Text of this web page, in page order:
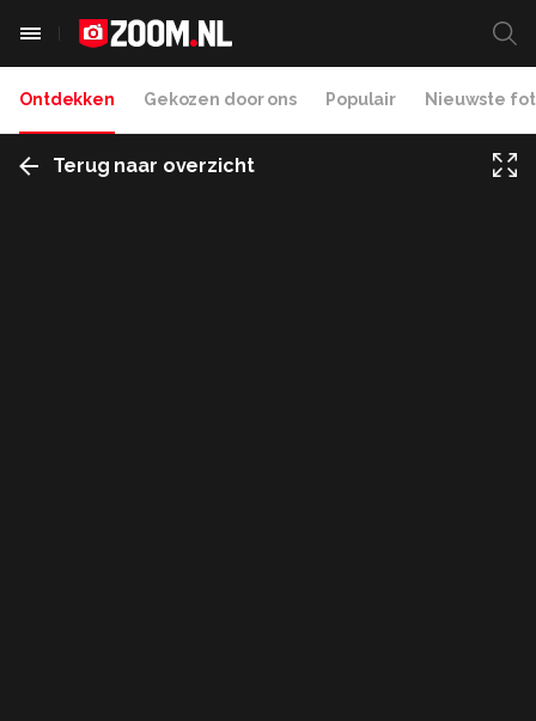
Ontdekken Gekozen door ons Populair Nieuwste
Terug naar overzicht